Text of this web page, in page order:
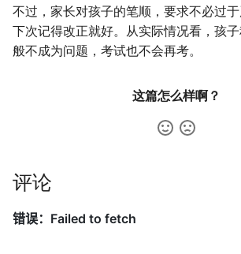
不过，家长对孩子的笔顺，要求不必过于
下次记得改正就好。从实际情况看，孩
般不成为问题，考试也不会再考。
这篇怎么样啊？
评论